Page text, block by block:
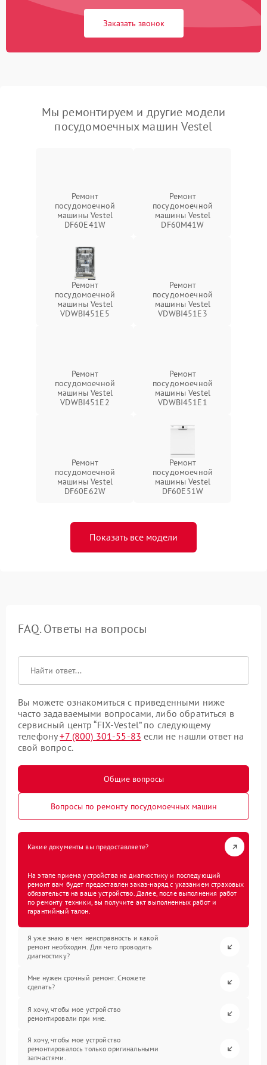
Заказать звонок
Мы ремонтируем и другие модели
посудомоечных машин Vestel
Ремонт
посудомоечной
машины Vestel
DF60E41W
Ремонт
посудомоечной
машины Vestel
DF60M41W
Ремонт
посудомоечной
машины Vestel
VDWBI451E5
Ремонт
посудомоечной
машины Vestel
VDWBI451E3
Ремонт
посудомоечной
машины Vestel
VDWBI451E2
Ремонт
посудомоечной
машины Vestel
VDWBI451E1
Ремонт
посудомоечной
машины Vestel
DF60E62W
Ремонт
посудомоечной
машины Vestel
DF60E51W
Показать все модели
FAQ. Ответы на вопросы
Вы можете ознакомиться с приведенными ниже
часто задаваемыми вопросами, либо обратиться в
сервисный центр “FIX-Vestel” по следующему
телефону+7 (800) 301-55-83 если не нашли ответ на
свой вопрос.
Общие вопросы
Вопросы по ремонту посудомоечных машин
Какие документы вы предоставляете?
На этапе приема устройства на диагностику и последующий
ремонт вам будет предоставлен заказ-наряд с указанием страховых
обязательств на ваше устройство. Далее, после выполнения работ
по ремонту техники, вы получите акт выполненных работ и
гарантийный талон.
Я уже знаю в чем неисправность и какой
ремонт необходим. Для чего проводить
диагностику?
Мне нужен срочный ремонт. Сможете
сделать?
Я хочу, чтобы мое устройство
ремонтировали при мне.
Я хочу, чтобы мое устройство
ремонтировалось только оригинальными
запчастями.